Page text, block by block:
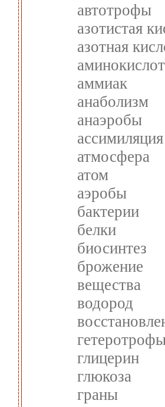
автотрофы
азотистая
азотная
аммиак
анаболизм
анаэробы
ассимиляция
атмосфера
атом
аэробы
бактерии
белки
биосинтез
брожение
вещества
водород
глицерин
глюкоза
граны